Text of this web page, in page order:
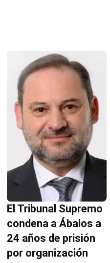
El Tribunal Supremo
condena a Ábalos a
24 años de prisión
por organización